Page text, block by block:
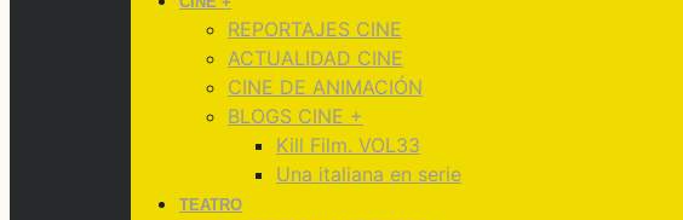
REPORTAJES CINE
ACTUALIDAD CINE
CINE DE ANIMACIÓN
BLOGS CINE +
Kill Film. VOL33
Una italiana en serie
TEATRO